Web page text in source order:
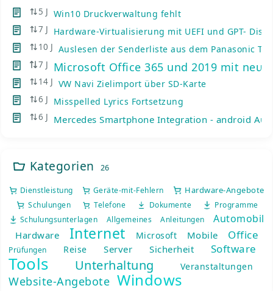
5 J Win10 Druckverwaltung fehlt
7 J Hardware-Virtualisierung mit UEFI und GPT- Disks
10 J Auslesen der Senderliste aus dem Panasonic TV
7 J Microsoft Office 365 und 2019 mit
14 J VW Navi Zielimport über SD-Karte
6 J Misspelled Lyrics Fortsetzung
6 J Mercedes Smartphone Integration - android
Kategorien 26
Dienstleistung Geräte-mit-Fehlern Hardware-Angebote
Schulungen Telefone Dokumente
Programme
Schulungsunterlagen
Allgemeines Anleitungen Automobil
Hardware Internet Microsoft Mobile Office
Prüfungen Reise Server Sicherheit Software
Tools Unterhaltung Veranstaltungen
Website-Angebote Windows